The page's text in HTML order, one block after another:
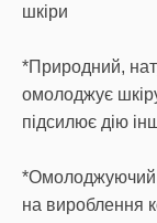
шкіри
*Природний,
омолоджує
підсилює дію
*Омолоджуючий
на вироблення